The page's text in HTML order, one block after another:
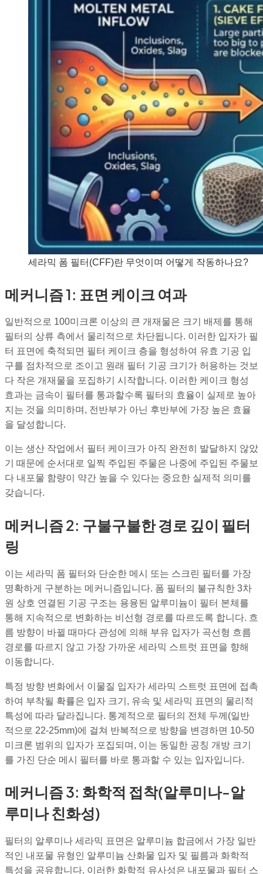
세라믹 폼 필터(CFF)란 무엇이며 어떻게 작동하나요?
메커니즘 1: 표면 케이크 여과
일반적으로 100미크론 이상의 큰 개재물은 크기 배제를 통해
필터의 상류 측에서 물리적으로 차단됩니다. 이러한 입자가 필
터 표면에 축적되면 필터 케이크 층을 형성하여 유효 기공 입
구를 점차적으로 조이고 원래 필터 기공 크기가 허용하는 것보
다 작은 개재물을 포집하기 시작합니다. 이러한 케이크 형성
효과는 금속이 필터를 통과할수록 필터의 효율이 실제로 높아
지는 것을 의미하며, 전반부가 아닌 후반부에 가장 높은 효율
을 달성합니다.
이는 생산 작업에서 필터 케이크가 아직 완전히 발달하지 않았
기 때문에 순서대로 일찍 주입된 주물은 나중에 주입된 주물보
다 내포물 함량이 약간 높을 수 있다는 중요한 실제적 의미를
갖습니다.
메커니즘 2: 구불구불한 경로 깊이 필터
링
이는 세라믹 폼 필터와 단순한 메시 또는 스크린 필터를 가장
명확하게 구분하는 메커니즘입니다. 폼 필터의 불규칙한 3차
원 상호 연결된 기공 구조는 용융된 알루미늄이 필터 본체를
통해 지속적으로 변화하는 비선형 경로를 따르도록 합니다. 흐
름 방향이 바뀔 때마다 관성에 의해 부유 입자가 곡선형 흐름
경로를 따르지 않고 가장 가까운 세라믹 스트럿 표면을 향해
이동합니다.
특정 방향 변화에서 이물질 입자가 세라믹 스트럿 표면에 접촉
하여 부착될 확률은 입자 크기, 유속 및 세라믹 표면의 물리적
특성에 따라 달라집니다. 통계적으로 필터의 전체 두께(일반
적으로 22-25mm)에 걸쳐 반복적으로 방향을 변경하면 10-50
미크론 범위의 입자가 포집되며, 이는 동일한 공칭 개방 크기
를 가진 단순 메시 필터를 바로 통과할 수 있는 입자입니다.
메커니즘 3: 화학적 접착(알루미나-알
루미나 친화성)
필터의 알루미나 세라믹 표면은 알루미늄 합금에서 가장 일반
적인 내포물 유형인 알루미늄 산화물 입자 및 필름과 화학적
특성을 공유합니다. 이러한 화학적 유사성은 내포물과 필터 스